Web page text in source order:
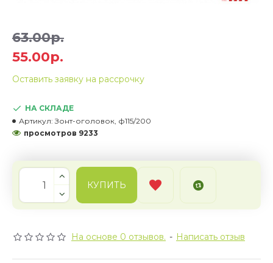
НА СКЛАДЕ
Артикул: Зонт-оголовок, ф115/200
просмотров 9233
На основе 0 отзывов. - Написать отзыв
55.00р.
63.00р.
Оставить заявку на рассрочку
КУПИТЬ